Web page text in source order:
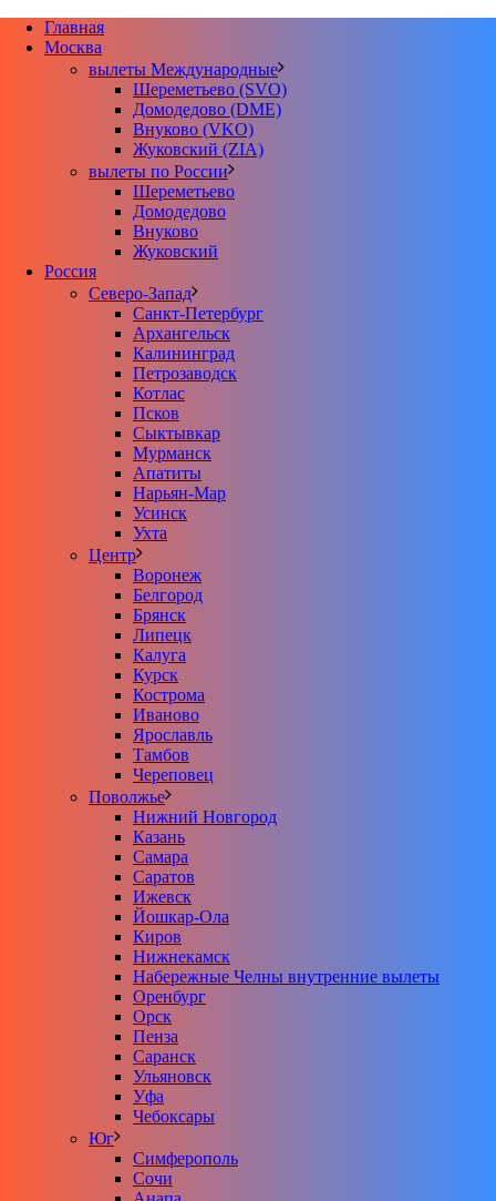
Главная
Москва
вылеты Международные
Шереметьево (SVO)
Домодедово (DME)
Внуково (VKO)
Жуковский (ZIA)
вылеты по России
Шереметьево
Домодедово
Внуково
Жуковский
Россия
Северо-Запад
Санкт-Петербург
Архангельск
Калининград
Петрозаводск
Котлас
Псков
Сыктывкар
Мурманск
Апатиты
Нарьян-Мар
Усинск
Ухта
Центр
Воронеж
Белгород
Брянск
Липецк
Калуга
Курск
Кострома
Иваново
Ярославль
Тамбов
Череповец
Поволжье
Нижний Новгород
Казань
Самара
Саратов
Ижевск
Йошкар-Ола
Киров
Нижнекамск
Набережные Челны внутренние вылеты
Оренбург
Орск
Пенза
Саранск
Ульяновск
Уфа
Чебоксары
Юг
Симферополь
Сочи